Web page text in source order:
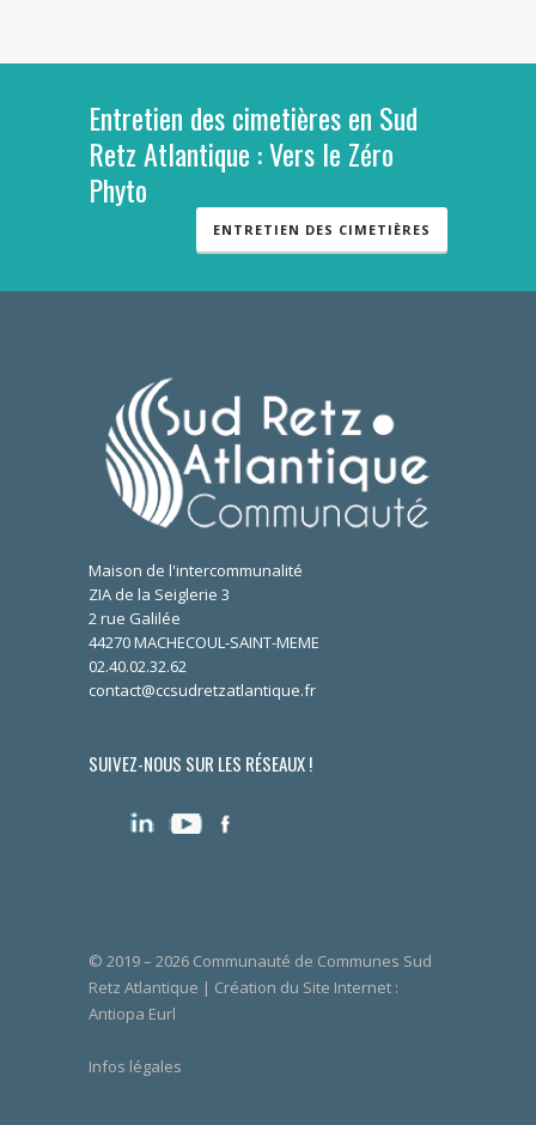
Entretien des cimetières en Sud
Retz Atlantique : Vers le Zéro
Phyto
ENTRETIEN DES CIMETIÈRES
Maison de l'intercommunalité
ZIA de la Seiglerie 3
2 rue Galilée
44270 MACHECOUL-SAINT-MEME
02.40.02.32.62
contact@ccsudretzatlantique.fr
SUIVEZ-NOUS SUR LES RÉSEAUX !
© 2019 – 2026 Communauté de Communes Sud
Retz Atlantique | Création du Site Internet :
Antiopa Eurl
Infos légales